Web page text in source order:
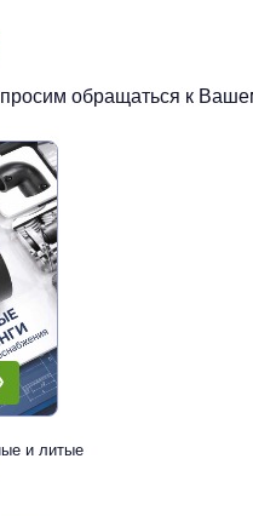
обращаться к
и литые